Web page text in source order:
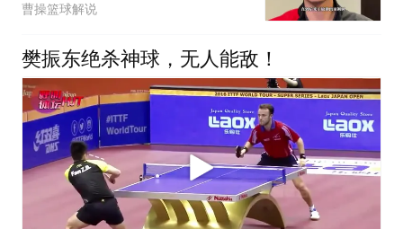
曹操篮球解说
樊振东绝杀神球，无人能敌！